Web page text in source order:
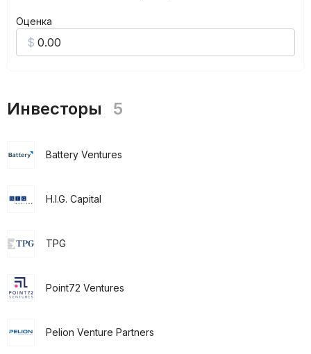
Оценка
Инвесторы 5
Battery Ventures
H.I.G. Capital
TPG
Point72 Ventures
Pelion Venture Partners